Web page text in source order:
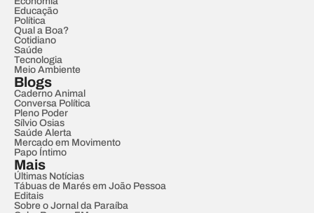
Educação
Política
Qual a Boa?
Cotidiano
Saúde
Tecnologia
Meio Ambiente
Blogs
Caderno Animal
Conversa Política
Pleno Poder
Sílvio Osias
Saúde Alerta
Mercado em Movimento
Papo Íntimo
Mais
Últimas Notícias
Tábuas de Marés em João Pessoa
Editais
Sobre o Jornal da Paraíba